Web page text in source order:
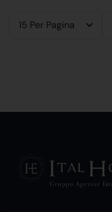
15 Per Pagina